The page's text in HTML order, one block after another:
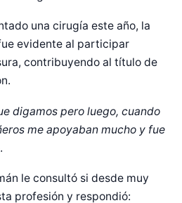
una cirugía este año, la
evidente al participar
contribuyendo al título de
digamos pero luego, cuando
me apoyaban mucho y fue
le consultó si desde muy
profesión y respondió: